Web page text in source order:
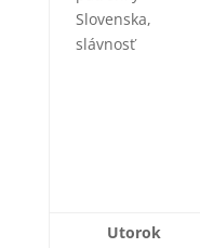
Slovenska,
slávnosť
Utorok